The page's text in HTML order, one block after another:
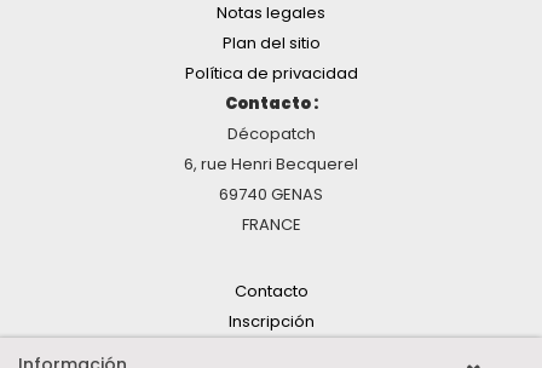
Notas legales
Plan del sitio
Política de privacidad
Contacto :
Décopatch
6, rue Henri Becquerel
69740 GENAS
FRANCE
Contacto
Inscripción